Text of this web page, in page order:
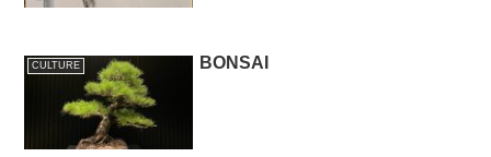
CULTURE BONSAI